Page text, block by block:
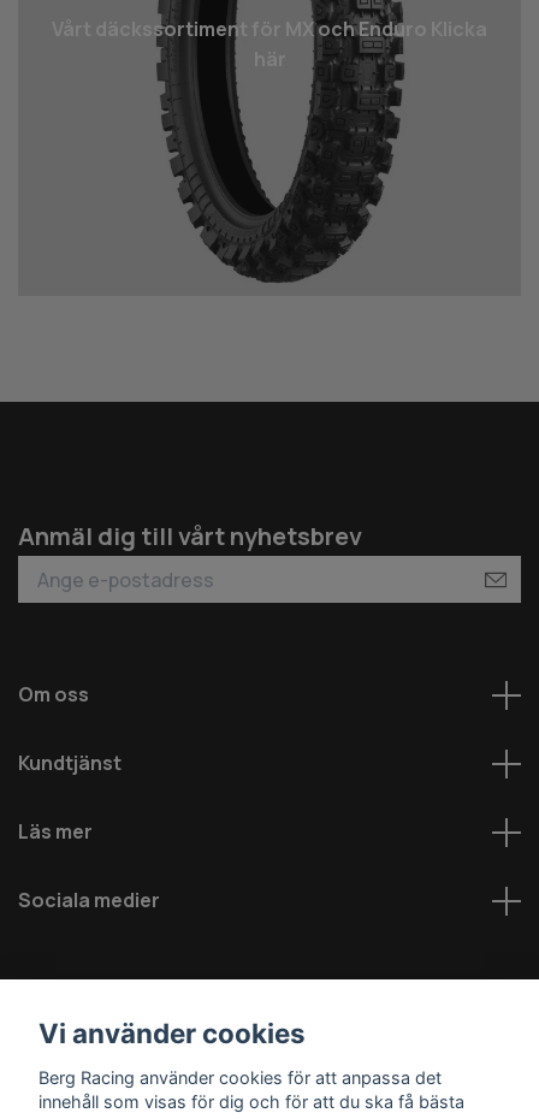
Vårt däcks­sortiment för MX och Enduro Klicka
Anmäl dig till vårt nyhetsbrev
Om oss
Kundtjänst
Läs mer
Sociala medier
© 2026 Berg MC AB - Alla rättigheter reserverade
Vi använder cookies
Berg Racing använder cookies för att anpassa det
innehåll som visas för dig och för att du ska få bästa